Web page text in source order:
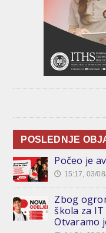
POSLEDNJE
Počeo je
🕔 15:17, 03/
Zbog
škola za
Otvaramo